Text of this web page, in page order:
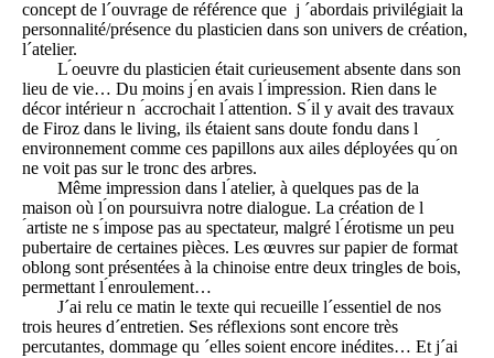
concept de l´ouvrage de référence que j ´abordais privilégiait la
personnalité/présence du plasticien dans son univers de création,
l´atelier.
L ́oeuvre du plasticien était curieusement absente dans son
lieu de vie… Du moins j ́en avais l ́impression. Rien dans le
décor intérieur n ́accrochait l ́attention. S ́il y avait des travaux
de Firoz dans le living, ils étaient sans doute fondu dans l
́environnement comme ces papillons aux ailes déployées qu ́on
ne voit pas sur le tronc des arbres.
Même impression dans l ́atelier, à quelques pas de la
maison où l ́on poursuivra notre dialogue. La création de l
́artiste ne s ́impose pas au spectateur, malgré l ́érotisme un peu
pubertaire de certaines pièces. Les œuvres sur papier de format
oblong sont présentées à la chinoise entre deux tringles de bois,
permettant l ́enroulement…
J´ai relu ce matin le texte qui recueille l´essentiel de nos
trois heures d´entretien. Ses réflexions sont encore très
percutantes, dommage qu ´elles soient encore inédites… Et j´ai